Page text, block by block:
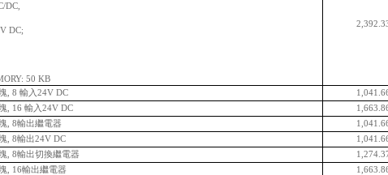
DC,
DC;
50 KB
, 8 輸入24V DC
, 16 輸入24V DC
, 8輸出繼電器
, 8輸出24V DC
, 8輸出切換繼電器
, 16輸出繼電器